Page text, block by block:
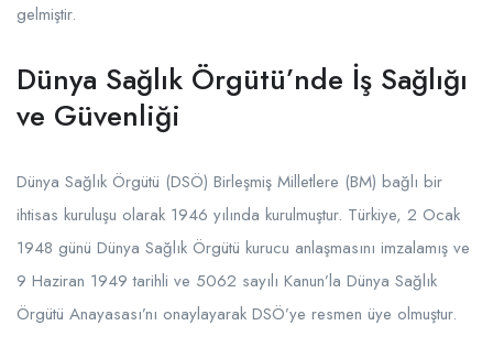
gelmiştir.
Dünya Sağlık Örgütü’nde İş Sağlığı
ve Güvenliği
Dünya Sağlık Örgütü (DSÖ) Birleşmiş Milletlere (BM) bağlı bir
ihtisas kuruluşu olarak 1946 yılında kurulmuştur. Türkiye, 2 Ocak
1948 günü Dünya Sağlık Örgütü kurucu anlaşmasını imzalamış ve
9 Haziran 1949 tarihli ve 5062 sayılı Kanun’la Dünya Sağlık
Örgütü Anayasası’nı onaylayarak DSÖ’ye resmen üye olmuştur.